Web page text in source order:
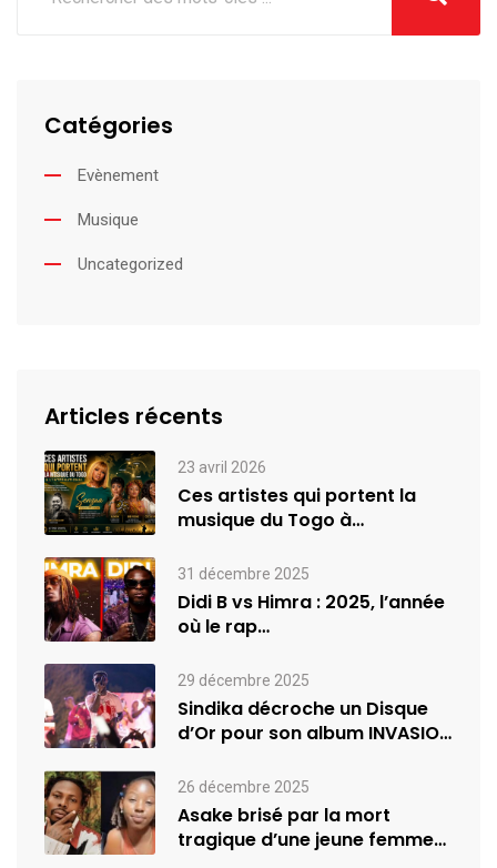
Catégories
Evènement
Musique
Uncategorized
Articles récents
23 avril 2026
Ces artistes qui portent la
musique du Togo à
31 décembre 2025
Didi B vs Himra : 2025, l’année
où le rap…
29 décembre 2025
Sindika décroche un Disque
d’Or pour son album INVASION
26 décembre 2025
Asake brisé par la mort
tragique d’une jeune femme